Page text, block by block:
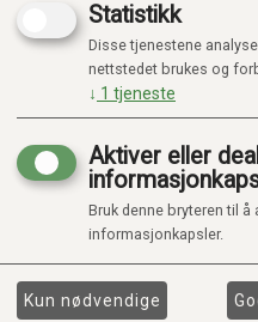
ISABELLE LAURIER
BADE ENDER - 5 STK
På lager
Legg i handlekurv
Statistikk
Disse tjenestene
nettstedet brukes og
↓ 1 tjeneste
Aktiver eller
Bruk denne bryteren til å
informasjonkapsler.
Kun nødvendige